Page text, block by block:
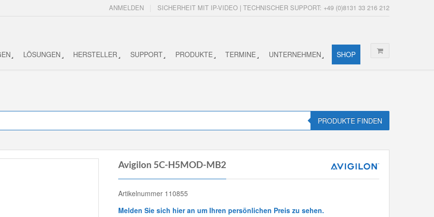
SICHERHEIT MIT IP-VIDEO | TECHNISCHER SUPPORT: +49 (0)8131 33 216 212
ANMELDEN
LÖSUNGEN HERSTELLER SUPPORT PRODUKTE TERMINE UNTERNEHMEN SHOP
PRODUKTE FINDEN
Avigilon 5C-H5MOD-MB2
Artikelnummer 110855
Melden Sie sich hier an um Ihren persönlichen Preis zu sehen.